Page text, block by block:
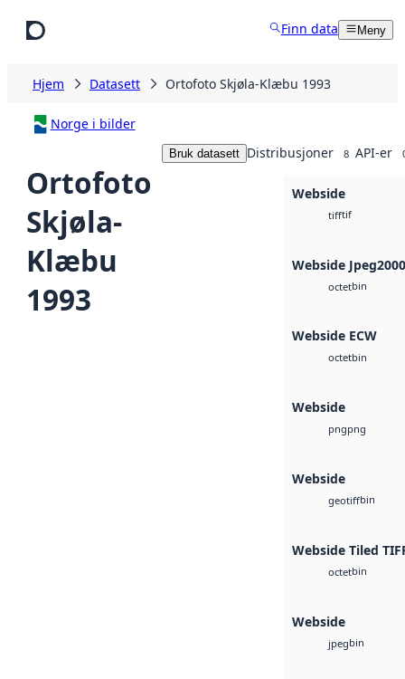
Finn data Meny
Hjem Datasett Ortofoto Skjøla-Klæbu 1993
Norge i bilder
Ortofoto
Skjøla-
Klæbu
1993
Bruk datasett Distribusjoner 8 API-er
Webside
tifftif
Webside Jpeg2000
octetbin
Webside ECW
octetbin
Webside
pngpng
Webside
geotiffbin
Webside Tiled
octetbin
Webside
jpegbin